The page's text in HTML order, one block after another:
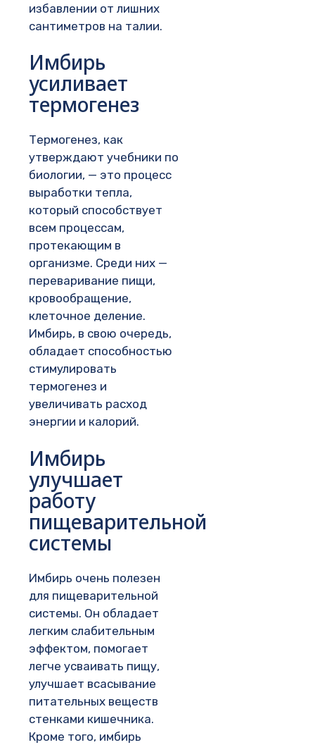
избавлении от лишних
сантиметров на талии.
Имбирь
усиливает
термогенез
Термогенез, как
утверждают учебники по
биологии, — это процесс
выработки тепла,
который способствует
всем процессам,
протекающим в
организме. Среди них —
переваривание пищи,
кровообращение,
клеточное деление.
Имбирь, в свою очередь,
обладает способностью
стимулировать
термогенез и
увеличивать расход
энергии и калорий.
Имбирь
улучшает
работу
пищеварительной
системы
Имбирь очень полезен
для пищеварительной
системы. Он обладает
легким слабительным
эффектом, помогает
легче усваивать пищу,
улучшает всасывание
питательных веществ
стенками кишечника.
Кроме того, имбирь